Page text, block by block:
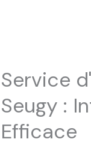
Service
Seugy :
Efficace